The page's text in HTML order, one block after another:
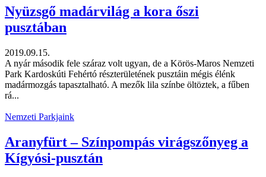
Nyüzsgő madárvilág a kora őszi
pusztában
2019.09.15.
A nyár második fele száraz volt ugyan, de a Körös-Maros Nemzeti
Park Kardoskúti Fehértó részterületének pusztáin mégis élénk
madármozgás tapasztalható. A mezők lila színbe öltöztek, a fűben
rá...
Nemzeti Parkjaink
Aranyfürt – Színpompás virágszőnyeg a
Kígyósi-pusztán